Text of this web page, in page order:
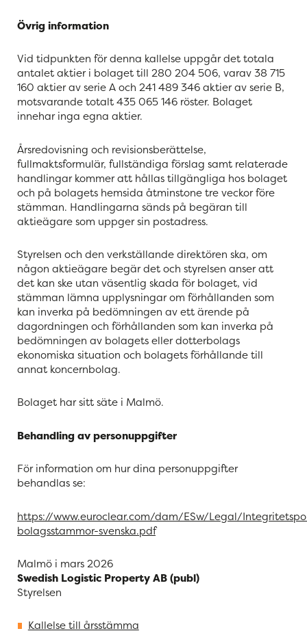
Övrig information
Vid tidpunkten för denna kallelse uppgår det totala
antalet aktier i bolaget till 280 204 506, varav 38 715
160 aktier av serie A och 241 489 346 aktier av serie B,
motsvarande totalt 435 065 146 röster. Bolaget
innehar inga egna aktier.
Årsredovisning och revisionsberättelse,
fullmaktsformulär, fullständiga förslag samt relaterade
handlingar kommer att hållas tillgängliga hos bolaget
och på bolagets hemsida åtminstone tre veckor före
stämman. Handlingarna sänds på begäran till
aktieägare som uppger sin postadress.
Styrelsen och den verkställande direktören ska, om
någon aktieägare begär det och styrelsen anser att
det kan ske utan väsentlig skada för bolaget, vid
stämman lämna upplysningar om förhållanden som
kan inverka på bedömningen av ett ärende på
dagordningen och förhållanden som kan inverka på
bedömningen av bolagets eller dotterbolags
ekonomiska situation och bolagets förhållande till
annat koncernbolag.
Bolaget har sitt säte i Malmö.
Behandling av personuppgifter
För information om hur dina personuppgifter
behandlas se:
https://www.euroclear.com/dam/ESw/Legal/
bolagsstammor-svenska.pdf
Malmö i mars 2026
Swedish Logistic Property AB (publ)
Styrelsen
Kallelse till årsstämma